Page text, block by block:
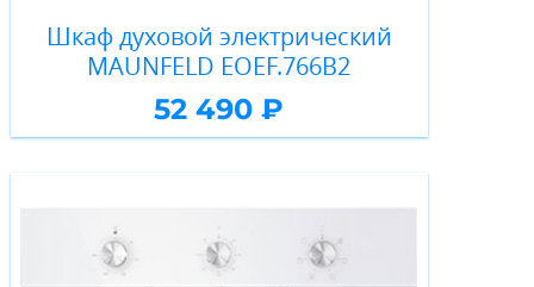
Шкаф духовой электрический
MAUNFELD EOEF.766B2
52 490 ₽